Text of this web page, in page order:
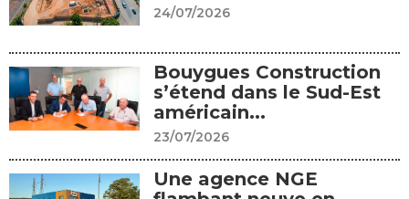
24/07/2026
Bouygues Construction
s’étend dans le Sud-Est
américain...
23/07/2026
Une agence NGE